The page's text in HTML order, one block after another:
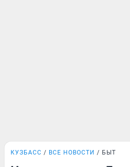
КУЗБАСС ВСЕ НОВОСТИ БЫТ